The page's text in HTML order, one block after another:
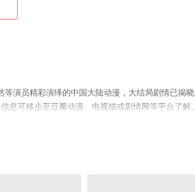
演员精彩演绎的中国大陆动漫，大结局剧情已揭晓
息可移步至豆瓣动漫、电视猫或剧情网等平台了解。